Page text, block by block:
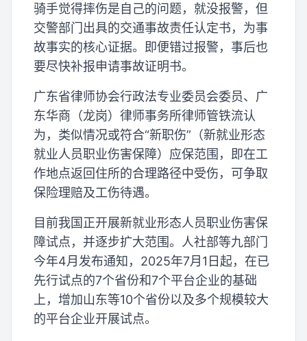
骑手觉得摔伤是自己的问题，就没报警，但
交警部门出具的交通事故责任认定书，为事
故事实的核心证据。即便错过报警，事后也
要尽快补报申请事故证明书。
广东省律师协会行政法专业委员会委员、广
东华商（龙岗）律师事务所律师管铁流认
为，类似情况或符合“新职伤”（新就业形态
就业人员职业伤害保障）应保范围，即在工
作地点返回住所的合理路径中受伤，可争取
保险理赔及工伤待遇。
目前我国正开展新就业形态人员职业伤害保
障试点，并逐步扩大范围。人社部等九部门
今年4月发布通知，2025年7月1日起，在已
先行试点的7个省份和7个平台企业的基础
上，增加山东等10个省份以及多个规模较大
的平台企业开展试点。